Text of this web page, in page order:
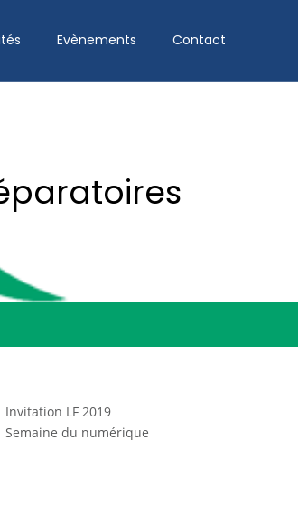
Evènements Contact
Invitation LF 2019
Semaine du numérique